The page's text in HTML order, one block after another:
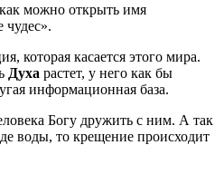
можно открыть имя
чудес».
которая касается этого мира.
Духа растет, у него как бы
информационная база.
Богу дружить с ним. А так
воды, то крещение происходит